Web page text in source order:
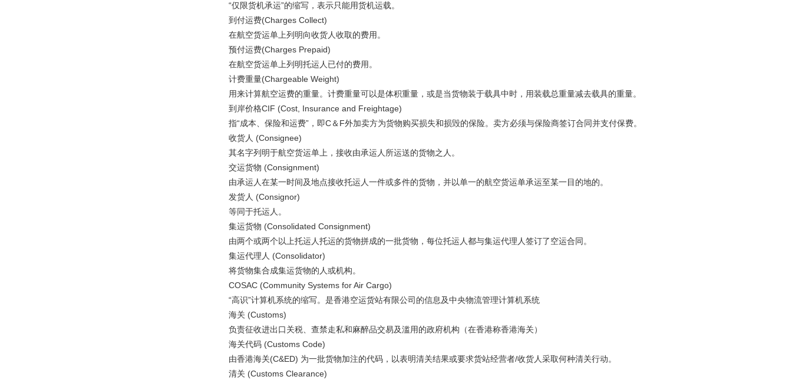
“仅限货机承运”的缩写，表示只能用货机运载。
到付运费(Charges Collect)
在航空货运单上列明向收货人收取的费用。
预付运费(Charges Prepaid)
在航空货运单上列明托运人已付的费用。
计费重量(Chargeable Weight)
用来计算航空运费的重量。计费重量可以是体积重量，或是当货物装于载具中时，用装载总重量减去载具的重量。
到岸价格CIF (Cost, Insurance and Freightage)
指“成本、保险和运费”，即C＆F外加卖方为货物购买损失和损毁的保险。卖方必须与保险商签订合同并支付保费。
收货人 (Consignee)
其名字列明于航空货运单上，接收由承运人所运送的货物之人。
交运货物 (Consignment)
由承运人在某一时间及地点接收托运人一件或多件的货物，并以单一的航空货运单承运至某一目的地的。
发货人 (Consignor)
等同于托运人。
集运货物 (Consolidated Consignment)
由两个或两个以上托运人托运的货物拼成的一批货物，每位托运人都与集运代理人签订了空运合同。
集运代理人 (Consolidator)
将货物集合成集运货物的人或机构。
COSAC (Community Systems for Air Cargo)
“高识”计算机系统的缩写。是香港空运货站有限公司的信息及中央物流管理计算机系统
海关 (Customs)
负责征收进出口关税、查禁走私和麻醉品交易及滥用的政府机构（在香港称香港海关）
海关代码 (Customs Code)
由香港海关(C&ED) 为一批货物加注的代码，以表明清关结果或要求货站经营者/收货人采取何种清关行动。
清关 (Customs Clearance)